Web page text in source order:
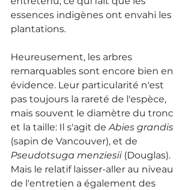
essences indigènes ont envahi les
plantations.
Heureusement, les arbres
remarquables sont encore bien en
évidence. Leur particularité n'est
pas toujours la rareté de l'espèce,
mais souvent le diamètre du tronc
et la taille: Il s'agit de Abies grandis
(sapin de Vancouver), et de
Pseudotsuga menziesii (Douglas).
Mais le relatif laisser-aller au niveau
de l'entretien a également des